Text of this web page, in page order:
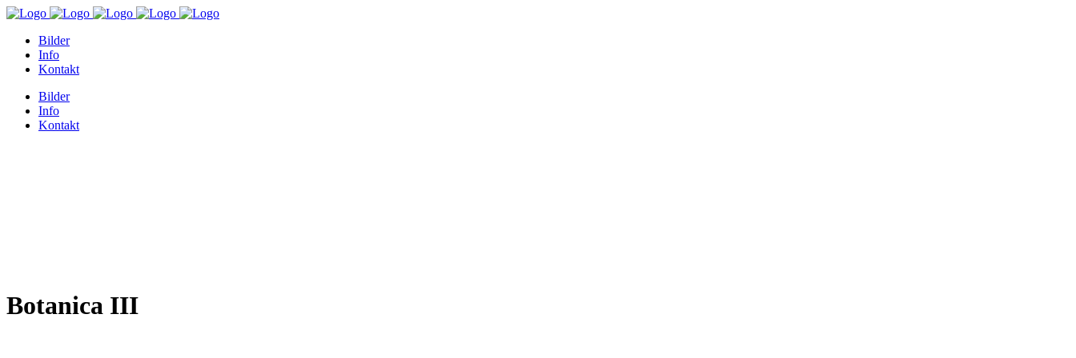
Bilder
Info
Kontakt
Bilder
Info
Kontakt
Botanica III